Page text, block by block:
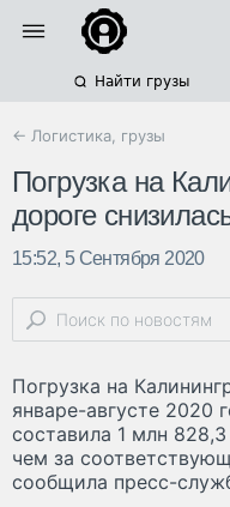
Найти грузы
← Логистика, грузы
Погрузка на
дороге
15:52, 5 Сентября 2020
Погрузка на
январе-августе 2020
составила 1 млн
чем за
сообщила пресс-